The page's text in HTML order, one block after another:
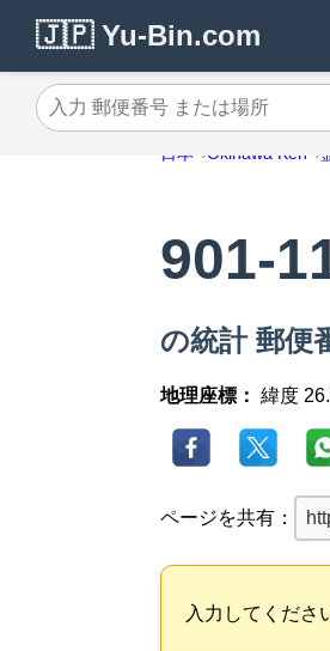
🇯🇵 Yu-Bin.com
入力 郵便番号 または場所
日本 Okinawa Ken
901-
の統計 郵便
地理座標： 緯度
ページを共有：
入力してくださ